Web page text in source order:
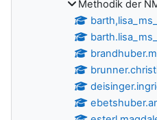
Methodik der